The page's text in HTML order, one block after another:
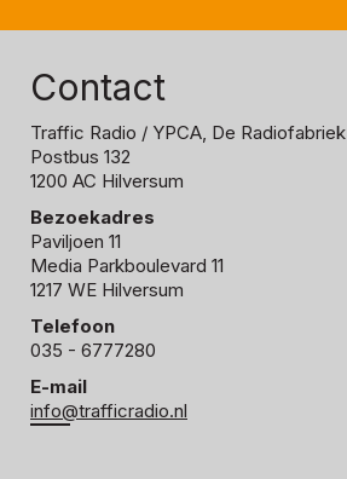
Contact
Traffic Radio / YPCA, De Radiofabriek
Postbus 132
1200 AC Hilversum
Bezoekadres
Paviljoen 11
Media Parkboulevard 11
1217 WE Hilversum
Telefoon
035 - 6777280
E-mail
info@trafficradio.nl